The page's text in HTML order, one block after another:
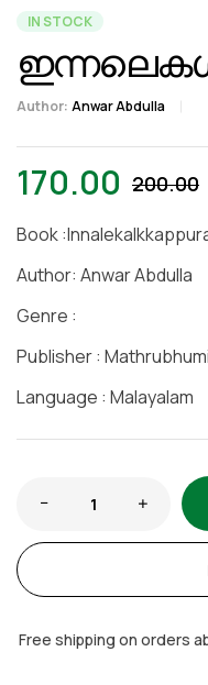
IN STOCK
Author: Anwar Abdulla
200.00
170.00
Book
Author: Anwar Abdulla
Genre :
Publisher :
Language : Malayalam
Free shipping on orders